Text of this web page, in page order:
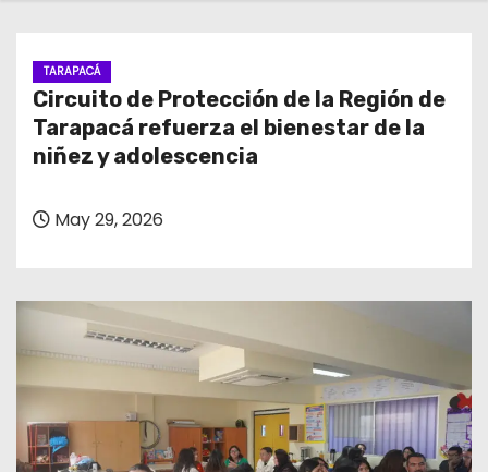
TARAPACÁ
Circuito de Protección de la Región de
Tarapacá refuerza el bienestar de la
niñez y adolescencia
May 29, 2026